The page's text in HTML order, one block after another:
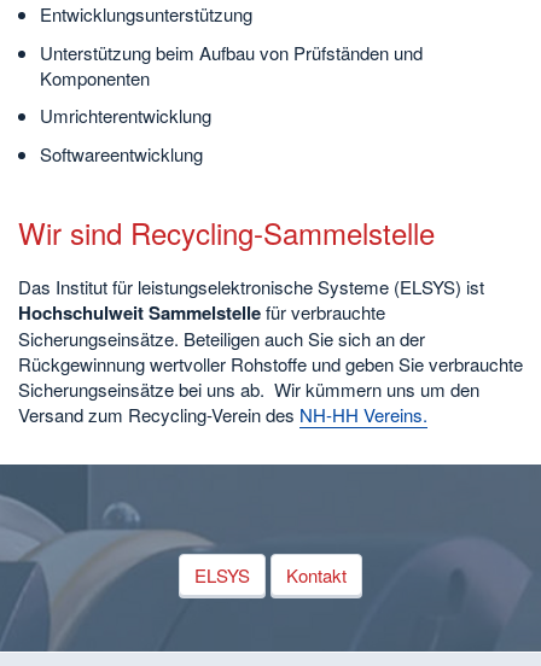
Entwicklungsunterstützung
Unterstützung beim Aufbau von Prüfständen und
Komponenten
Umrichterentwicklung
Softwareentwicklung
Wir sind Recycling-Sammelstelle
Das Institut für leistungselektronische Systeme (ELSYS) ist
Hochschulweit Sammelstellefür verbrauchte
Sicherungseinsätze. Beteiligen auch Sie sich an der
Rückgewinnung wertvoller Rohstoffe und geben Sie verbrauchte
Sicherungseinsätze bei uns ab. Wir kümmern uns um den
Versand zum Recycling-Verein des NH-HH Vereins.
ELSYS Kontakt